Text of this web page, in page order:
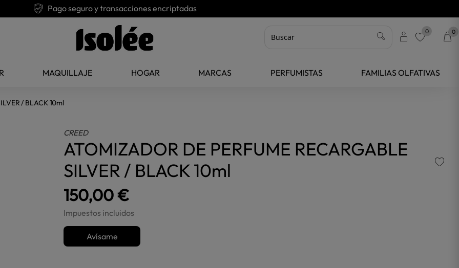
Pago seguro y transacciones encriptadas
0 0
MAQUILLAJE HOGAR MARCAS PERFUMISTAS FAMILIAS OLFATIVAS
/ BLACK 10ml
CREED
ATOMIZADOR DE PERFUME RECARGABLE
SILVER / BLACK 10ml
150,00 €
Impuestos incluidos
Avísame